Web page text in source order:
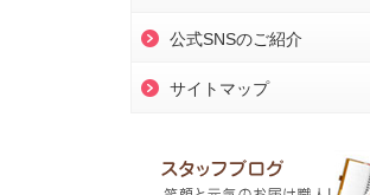
公式SNSのご紹介
サイトマップ